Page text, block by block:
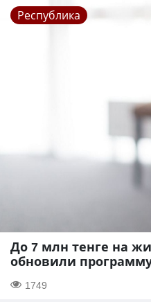
Республика
До 7 млн тенге на
обновили
1749